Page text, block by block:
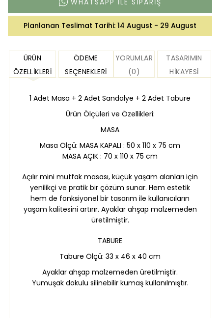
WHATSAPP ILE SIPARIŞ
Planlanan Teslimat Tarihi: 14 August - 29 August
ÜRÜN
ÖZELLIKLERI
ÖDEME
SEÇENEKLERI
YORUMLAR
(0)
TASARIMIN
HIKAYESI
1 Adet Masa + 2 Adet Sandalye + 2 Adet Tabure
Ürün Ölçüleri ve Özellikleri:
MASA
Masa Ölçü: MASA KAPALI : 50 x 110 x 75 cm
MASA AÇIK : 70 x 110 x 75 cm
Açılır mini mutfak masası, küçük yaşam alanları için
yenilikçi ve pratik bir çözüm sunar. Hem estetik
hem de fonksiyonel bir tasarım ile kullanıcıların
yaşam kalitesini artırır. Ayaklar ahşap malzemeden
üretilmiştir.
TABURE
Tabure Ölçü: 33 x 46 x 40 cm
Ayaklar ahşap malzemeden üretilmiştir.
Yumuşak dokulu silinebilir kumaş kullanılmıştır.